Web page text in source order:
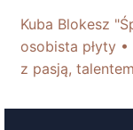
Kuba Blokesz
osobista płyty
z pasją,